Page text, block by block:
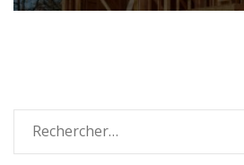
Rechercher :